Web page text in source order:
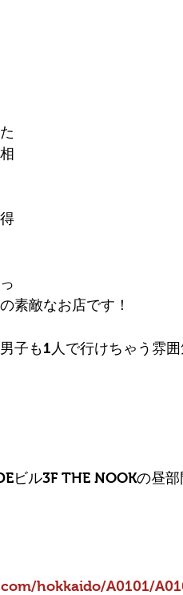
素敵なお店です！
子も1人で行けちゃう雰囲
ビル3F THE NOOKの昼
hokkaido/A0101/